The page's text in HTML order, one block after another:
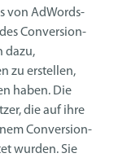
von AdWords-
Conversion-
dazu,
zu erstellen,
haben. Die
die auf ihre
Conversion-
wurden. Sie